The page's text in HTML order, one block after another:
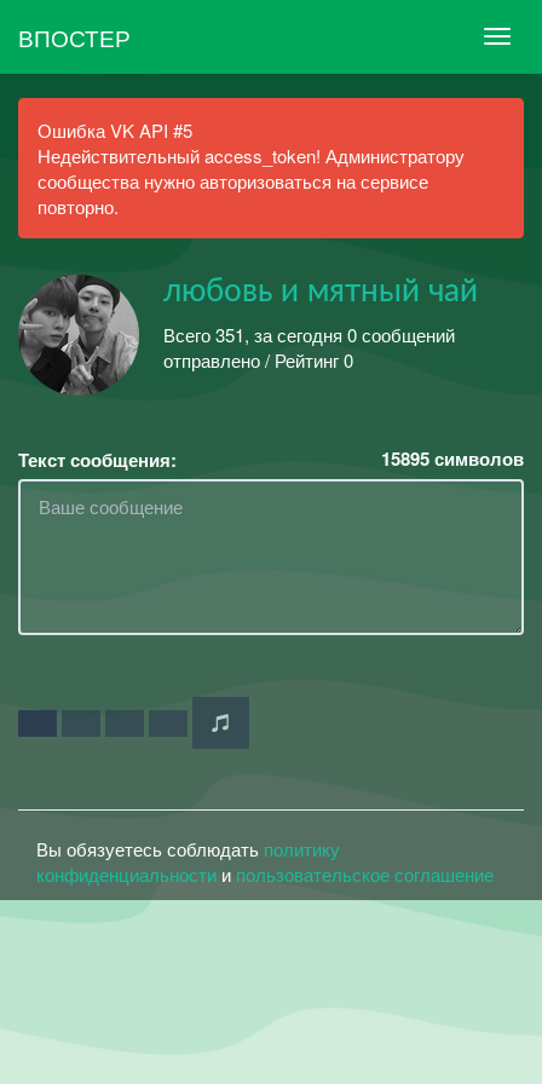
ВПОСТЕР
Ошибка VK API #5
Недействительный access_token! Администратору
сообщества нужно авторизоваться на сервисе
повторно.
любовь и мятный чай
Всего 351, за сегодня 0 сообщений
отправлено / Рейтинг 0
Текст сообщения: 15895символов
Вы обязуетесь соблюдать политику
конфиденциальности и пользовательское соглашение